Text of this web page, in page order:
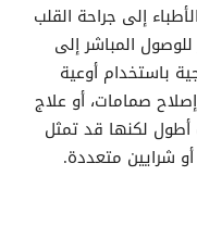
إلى جراحة القلب
المباشر إلى
باستخدام أوعية
صمامات، أو علاج
لكنها قد تمثل
شرايين متعددة.